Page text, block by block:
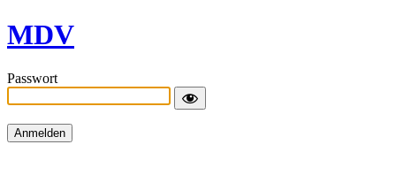
MDV
Passwort